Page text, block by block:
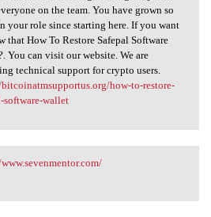
talented and doing
on the team. You have grown so
your role since starting here. If you want
that How To Restore Safepal Software
You can visit our website. We are
technical support for crypto users.
how-to-restore-
software-wallet